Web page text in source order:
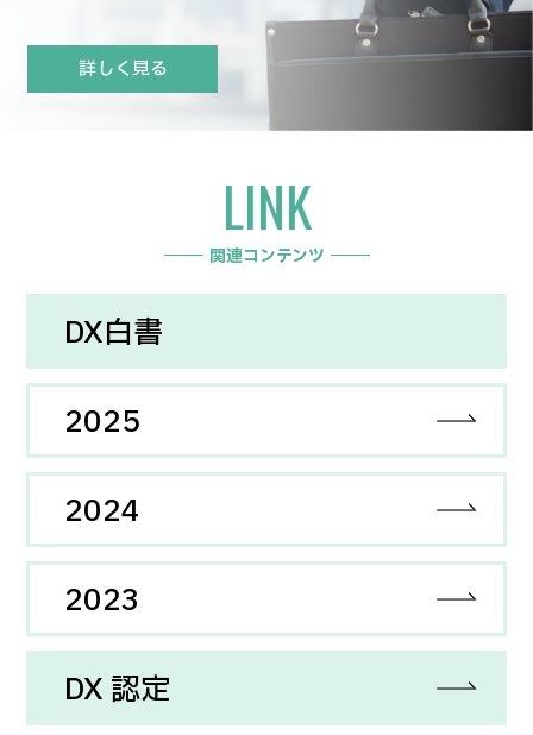
詳しく見る
LINK
関連コンテンツ
DX白書
2025
2024
2023
DX 認定